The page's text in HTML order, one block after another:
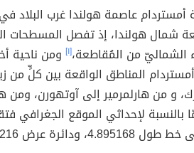
أمستردام عاصمة هولندا غرب البلاد
شمال هولندا، إذ تفصل المسطحات
الشماليّ من المُقاطعة،[١] ومن ناحية
أمستردام المناطق الواقعة بين كلٍّ من
و من هارلمرمير إلى آوتهورن، ومن
بالنسبة لإحداثي الموقع الجغرافي
ودائرة عرض 52.370216.